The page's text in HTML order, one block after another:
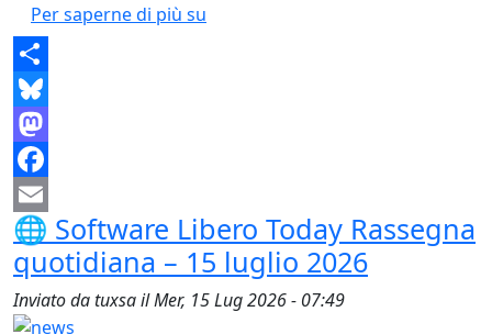
Per saperne di più su
Share
Bluesky
Mastodon
Facebook
Email
🌐 Software Libero Today Rassegna
quotidiana – 15 luglio 2026
Inviato datuxsailMer, 15 Lug 2026 - 07:49